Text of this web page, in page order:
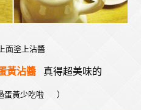
面塗上沾醬
黃沾醬 真得超美味的
黃少吃啦 ）